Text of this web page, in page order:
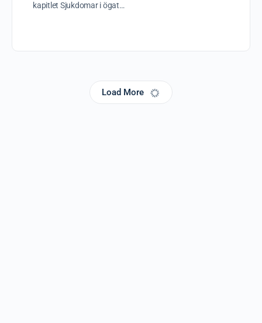
kapitlet Sjukdomar i ögat…
Load More